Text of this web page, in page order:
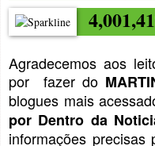
Agradecemos aos
por fazer do
blogues mais
por Dentro da
informações